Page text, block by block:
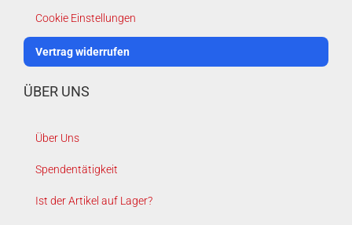
Cookie Einstellungen
Vertrag widerrufen
ÜBER UNS
Über Uns
Spendentätigkeit
Ist der Artikel auf Lager?